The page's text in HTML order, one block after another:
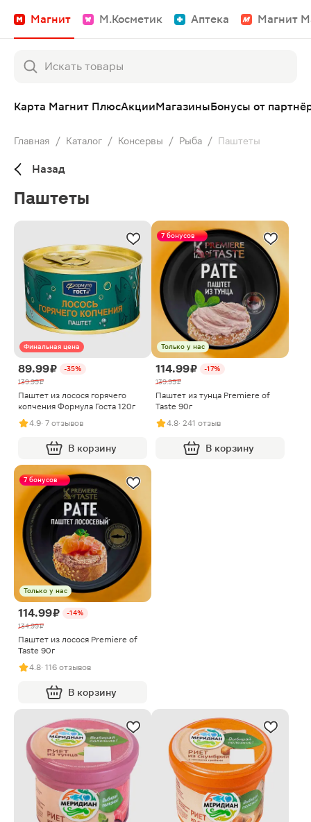
Магнит М.Косметик Аптека Магнит
Карта Магнит ПлюсАкцииМагазиныБонусы от
Главная / Каталог / Консервы / Рыба / Паштеты
Назад
Паштеты
Финальная цена
89.99 ₽
-35%
139.99 ₽
Паштет из лосося горячего
копчения Формула Госта 120г
4.9· 7 отзывов
В корзину
7 бонусов
Только у нас
114.99 ₽
-17%
139.99 ₽
Паштет из тунца Premiere of
Taste 90г
4.8· 241 отзыв
В корзину
7 бонусов
Только у нас
114.99 ₽
-14%
134.99 ₽
Паштет из лосося Premiere of
Taste 90г
4.8· 116 отзывов
В корзину